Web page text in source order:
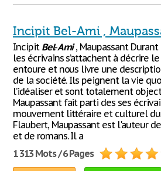
Incipit Bel-Ami ,
Incipit Bel-Ami, Maupassant
les écrivains s’attachent à décrire
entoure et nous livre une
de la société. Ils peignent la vie
l’idéaliser et sont totalement
Maupassant fait parti des ses
mouvement littéraire et culturel du
Flaubert, Maupassant est l'auteur
et de romans. Il a
1 313 Mots / 6 Pages